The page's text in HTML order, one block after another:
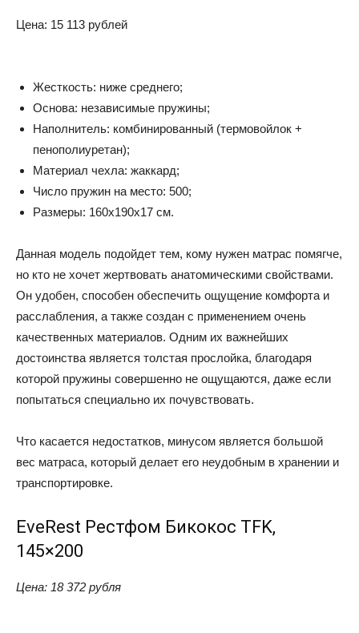
Цена: 15 113 рублей
Жесткость: ниже среднего;
Основа: независимые пружины;
Наполнитель: комбинированный (термовойлок +
пенополиуретан);
Материал чехла: жаккард;
Число пружин на место: 500;
Размеры: 160x190x17 см.
Данная модель подойдет тем, кому нужен матрас помягче,
но кто не хочет жертвовать анатомическими свойствами.
Он удобен, способен обеспечить ощущение комфорта и
расслабления, а также создан с применением очень
качественных материалов. Одним их важнейших
достоинства является толстая прослойка, благодаря
которой пружины совершенно не ощущаются, даже если
попытаться специально их почувствовать.
Что касается недостатков, минусом является большой
вес матраса, который делает его неудобным в хранении и
транспортировке.
EveRest Рестфом Бикокос TFK,
145×200
Цена: 18372 рубля